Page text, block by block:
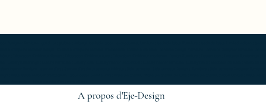
A propos d'Eje-Design